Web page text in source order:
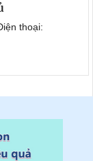
thoại: